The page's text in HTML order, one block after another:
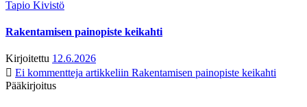
Tapio Kivistö
Rakentamisen painopiste keikahti
Kirjoitettu 12.6.2026
Ei kommentteja artikkeliin Rakentamisen painopiste keikahti
Pääkirjoitus